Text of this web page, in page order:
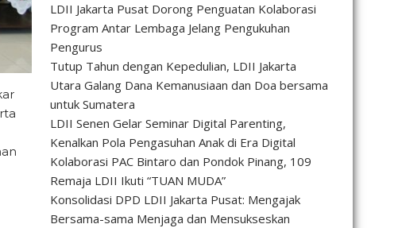
LDII Jakarta Pusat Dorong Penguatan Kolaborasi
Program Antar Lembaga Jelang Pengukuhan
Pengurus
Tutup Tahun dengan Kepedulian, LDII Jakarta
Utara Galang Dana Kemanusiaan dan Doa bersama
untuk Sumatera
LDII Senen Gelar Seminar Digital Parenting,
Kenalkan Pola Pengasuhan Anak di Era Digital
Kolaborasi PAC Bintaro dan Pondok Pinang, 109
Remaja LDII Ikuti “TUAN MUDA”
Konsolidasi DPD LDII Jakarta Pusat: Mengajak
Bersama-sama Menjaga dan Mensukseskan